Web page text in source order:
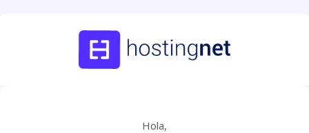
Hola,